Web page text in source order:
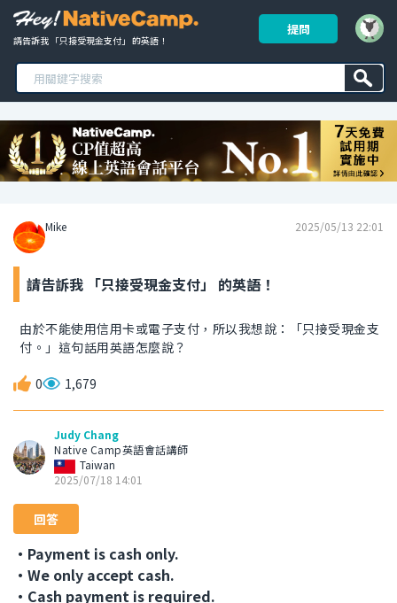
請告訴我 「只接受現金支付」 的英語！
提問
Mike 2025/05/13 22:01
請告訴我 「只接受現金支付」 的英語！
由於不能使用信用卡或電子支付，所以我想說：「只接受現金支
付。」這句話用英語怎麼說？
0 1,679
Judy Chang
Native Camp英語會話講師
Taiwan
2025/07/18 14:01
回答
・Payment is cash only.
・We only accept cash.
・Cash payment is required.